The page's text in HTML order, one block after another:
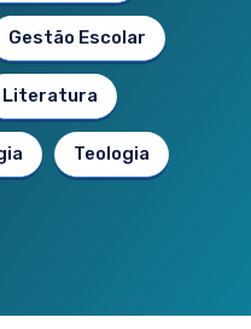
Gestão Escolar
Literatura
Teologia